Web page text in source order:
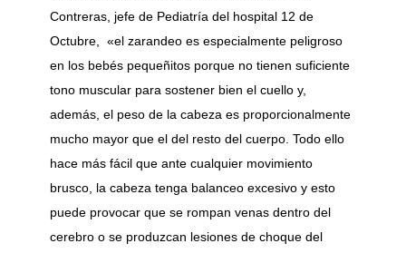
Contreras, jefe de Pediatría del hospital 12 de
Octubre, «el zarandeo es especialmente peligroso
en los bebés pequeñitos porque no tienen suficiente
tono muscular para sostener bien el cuello y,
además, el peso de la cabeza es proporcionalmente
mucho mayor que el del resto del cuerpo. Todo ello
hace más fácil que ante cualquier movimiento
brusco, la cabeza tenga balanceo excesivo y esto
puede provocar que se rompan venas dentro del
cerebro o se produzcan lesiones de choque del